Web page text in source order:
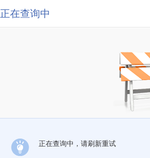
正在查询中
正在查询中，请刷新重试